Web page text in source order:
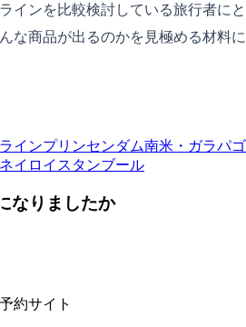
インを比較検討している旅行者にと
な商品が出るのかを見極める材料に
インプリンセンダム南米・ガラパゴ
イロ イスタンブール
なりましたか
約サイト